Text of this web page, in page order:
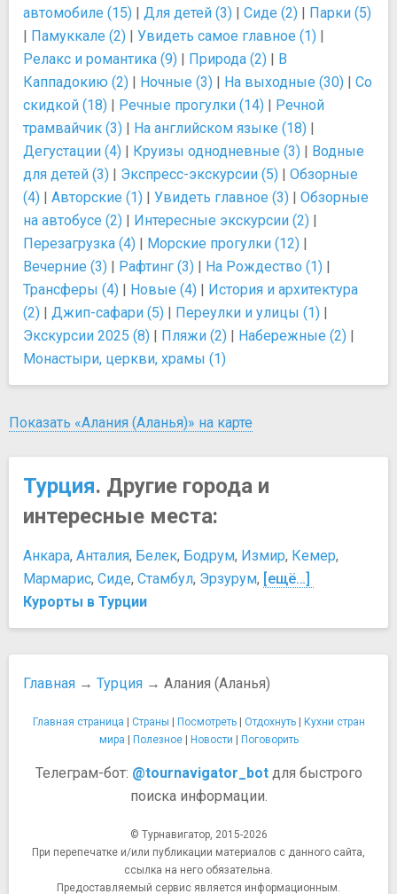
автомобиле (15) | Для детей (3) | Сиде (2) | Парки (5)
| Памуккале (2) | Увидеть самое главное (1) |
Релакс и романтика (9) | Природа (2) | В
Каппадокию (2) | Ночные (3) | На выходные (30) | Со
скидкой (18) | Речные прогулки (14) | Речной
трамвайчик (3) | На английском языке (18) |
Дегустации (4) | Круизы однодневные (3) | Водные
для детей (3) | Экспресс-экскурсии (5) | Обзорные
(4) | Авторские (1) | Увидеть главное (3) | Обзорные
на автобусе (2) | Интересные экскурсии (2) |
Перезагрузка (4) | Морские прогулки (12) |
Вечерние (3) | Рафтинг (3) | На Рождество (1) |
Трансферы (4) | Новые (4) | История и архитектура
(2) | Джип-сафари (5) | Переулки и улицы (1) |
Экскурсии 2025 (8) | Пляжи (2) | Набережные (2) |
Монастыри, церкви, храмы (1)
Показать «Алания (Аланья)» на карте
Турция. Другие города и
интересные места:
Анкара, Анталия, Белек, Бодрум, Измир, Кемер,
Мармарис, Сиде, Стамбул, Эрзурум, [ещё…]
Курорты в Турции
Главная → Турция → Алания (Аланья)
Главная страница | Страны | Посмотреть| Отдохнуть| Кухни стран
мира | Полезное| Новости | Поговорить
Телеграм-бот: @tournavigator_botдля быстрого
поиска информации.
© Турнавигатор, 2015-2026
При перепечатке и/или публикации материалов с данного сайта,
ссылка на него обязательна.
Предоставляемый сервис является информационным.